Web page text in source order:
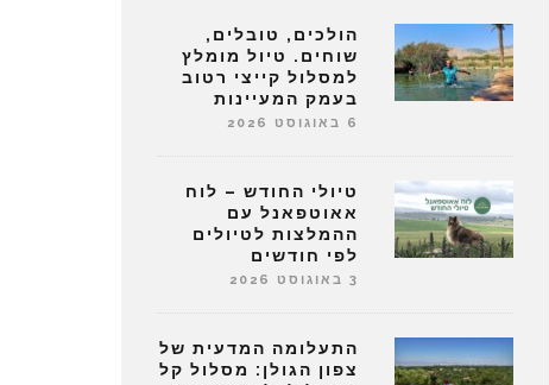
הולכים, טובלים,
שוחים. טיול מומלץ
למסלול קייצי רטוב
בעמק המעיינות
6 באוגוסט 2026
טיולי החודש – לוח
אאוטפאנל עם
ההמלצות לטיולים
לפי חודשים
3 באוגוסט 2026
התעלומה המדעית של
צפון הגולן: מסלול קל